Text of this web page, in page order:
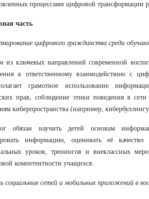
процессами цифровой трансформации
часть
цифрового гражданства среди
из ключевых направлений современной
к ответственному взаимодействию с
грамотное использование
прав, соблюдение этики поведения в
киберпространства (например,
обязан научить детей основам
информацию, оценивать её
уроков, тренингов и внеклассных
компетентности учащихся.
социальных сетей и мобильных приложений в